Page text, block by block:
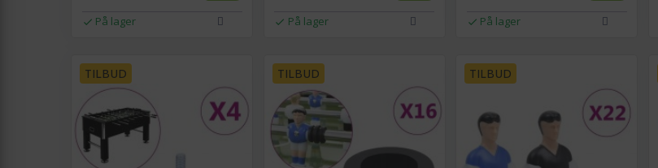
På lager På lager På lager
TILBUD TILBUD TILBUD